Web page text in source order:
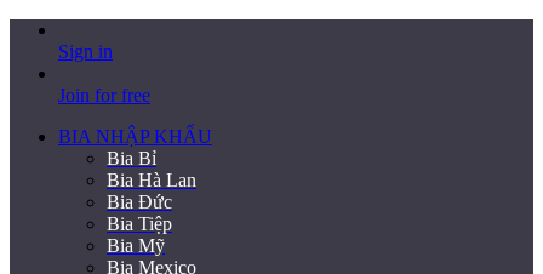
Sign in
Join for free
BIA NHẬP KHẨU
Bia Bỉ
Bia Hà Lan
Bia Đức
Bia Tiệp
Bia Mỹ
Bia Mexico